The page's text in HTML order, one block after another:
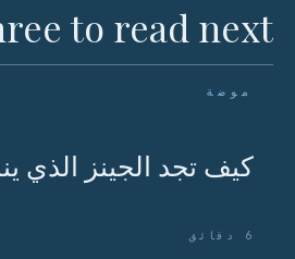
to read next.
موضة
كيف تجد الجينز الذي
6 دقائق